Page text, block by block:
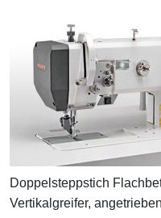
Doppelsteppstich
Vertikalgreifer,